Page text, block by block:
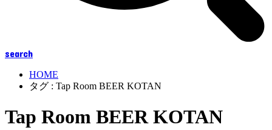
search
HOME
タグ : Tap Room BEER KOTAN
Tap Room BEER KOTAN